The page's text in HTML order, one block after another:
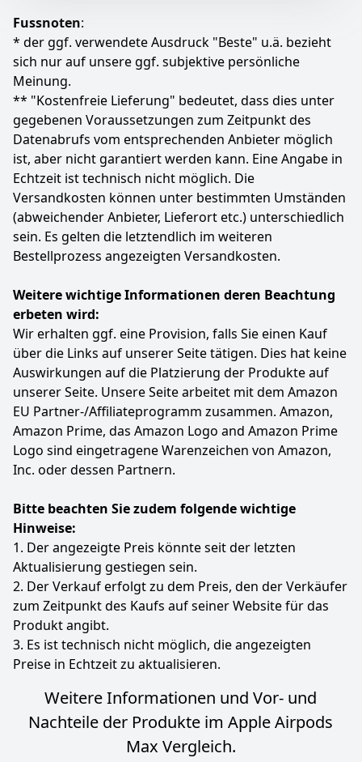
SCHUTZ VOR STAUB, SCHWEISS UND WASSER – AirPods
4 und das Ladecase bieten Schutz vor Staub, Schweiß
und Wasser nach IP54. Du kannst sie also auch bei
Regen und anstrengenden Workouts tragen.
Farbe Hersteller Gewicht
Weiß Apple 120 g
16400 €
UVP:199,00 €-18%
Zum Angebot
Hörmodi: komplett adaptives Aktives Noise Cancelling
(ANC) und Transparenzmodus
VERBESSERTE KOMPATIBILITÄT mit Koppeln per 1-Klick
und einer großen Auswahl an Apple und Android-
Funktionen
PERSONALISIERTES 3D AUDIO mit dynamischem
Headtracking macht dich zum Zentrum im 360-Grad-
Hörerlebnis
LÄNGER HÖREN – Bis zu 40 Stunden gesamte
Wiedergabezeit. Ein 10-Minuten Fast Fuel Ladezyklus
sorgt für bis zu 4 Stunden zusätzliche
Wiedergabezeit.
LAUT UND KLAR – Auf die Stimme ausgerichtete
Mikrofone filtern präzise Hintergrundgeräusche
heraus für eine glasklare Anrufqualität
steuere deine Musik und aktiviere Siri mit den
Multifunktionstasten direkt am Ohr
DRAHTLOS VERBINDEN mit mehr Geräten mit
branchenführendem kabellosen erstklassigem
Bluetooth für eine größere Reichweite und weniger
Aussetzer.
LIEFERUMFANG: Beats Studio Pro kabellose Kopfhörer,
gewebtes Etui, 3,5 mm Audiokabel, universelles USB-C
Ladekabel, Schnellanleitung, Garantiekarte
Farbe
Schwarz
17177 €
Zum Angebot
Fussnoten:
* der ggf. verwendete Ausdruck "Beste" u.ä. bezieht
sich nur auf unsere ggf. subjektive persönliche
Meinung.
** "Kostenfreie Lieferung" bedeutet, dass dies unter
gegebenen Voraussetzungen zum Zeitpunkt des
Datenabrufs vom entsprechenden Anbieter möglich
ist, aber nicht garantiert werden kann. Eine Angabe in
Echtzeit ist technisch nicht möglich. Die
Versandkosten können unter bestimmten Umständen
(abweichender Anbieter, Lieferort etc.) unterschiedlich
sein. Es gelten die letztendlich im weiteren
Bestellprozess angezeigten Versandkosten.
Weitere wichtige Informationen deren Beachtung
erbeten wird:
Wir erhalten ggf. eine Provision, falls Sie einen Kauf
über die Links auf unserer Seite tätigen. Dies hat keine
Auswirkungen auf die Platzierung der Produkte auf
unserer Seite. Unsere Seite arbeitet mit dem Amazon
EU Partner-/Affiliateprogramm zusammen. Amazon,
Amazon Prime, das Amazon Logo and Amazon Prime
Logo sind eingetragene Warenzeichen von Amazon,
Inc. oder dessen Partnern.
Bitte beachten Sie zudem folgende wichtige
Hinweise:
1. Der angezeigte Preis könnte seit der letzten
Aktualisierung gestiegen sein.
2. Der Verkauf erfolgt zu dem Preis, den der Verkäufer
zum Zeitpunkt des Kaufs auf seiner Website für das
Produkt angibt.
3. Es ist technisch nicht möglich, die angezeigten
Preise in Echtzeit zu aktualisieren.
Weitere Informationen und Vor- und
Nachteile der Produkte im Apple Airpods
Max Vergleich.